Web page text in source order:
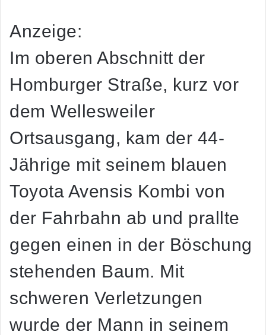
Anzeige:
Im oberen Abschnitt der
Homburger Straße, kurz vor
dem Wellesweiler
Ortsausgang, kam der 44-
Jährige mit seinem blauen
Toyota Avensis Kombi von
der Fahrbahn ab und prallte
gegen einen in der Böschung
stehenden Baum. Mit
schweren Verletzungen
wurde der Mann in seinem